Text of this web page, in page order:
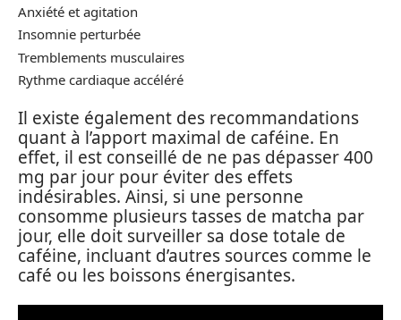
Anxiété et agitation
Insomnie perturbée
Tremblements musculaires
Rythme cardiaque accéléré
Il existe également des recommandations
quant à l’apport maximal de caféine. En
effet, il est conseillé de ne pas dépasser 400
mg par jour pour éviter des effets
indésirables. Ainsi, si une personne
consomme plusieurs tasses de matcha par
jour, elle doit surveiller sa dose totale de
caféine, incluant d’autres sources comme le
café ou les boissons énergisantes.